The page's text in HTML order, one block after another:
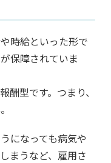
時給といった形で
保障されていま
酬型です。つまり、
。
になっても病気や
まうなど、雇用さ